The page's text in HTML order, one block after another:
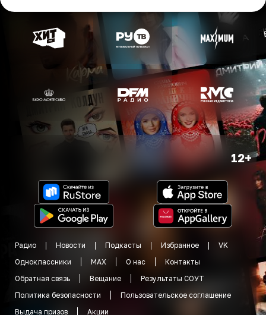
12+
Радио Новости Подкасты Избранное
VK
Одноклассники
MAX О нас
Контакты
Обратная связь
Вещание
Результаты СОУТ
Политика безопасности
Пользовательское соглашение
Выдача призов
Акции